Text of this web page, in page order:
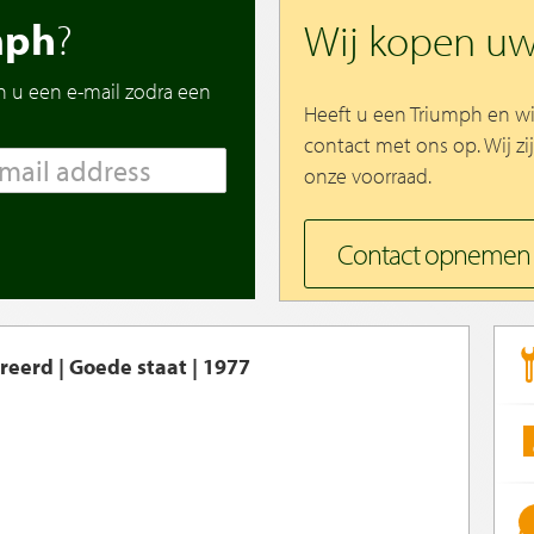
?
u een e-mail zodra een
Wij kopen
Heeft u een Triumph en
contact met ons op. Wij
onze voorraad.
Contact opnemen
| Goede staat | 1977